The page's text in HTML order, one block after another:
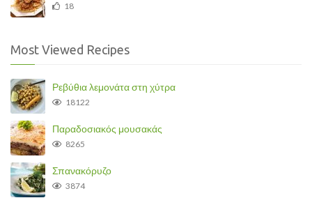
18
Most Viewed Recipes
Ρεβύθια λεμονάτα στη χύτρα
18122
Παραδοσιακός μουσακάς
8265
Σπανακόρυζο
3874